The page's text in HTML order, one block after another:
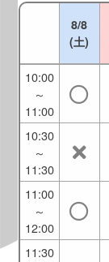
8/8
(土)
10:00
～
11:00
10:30
～
11:30
11:00
～
12:00
11:30